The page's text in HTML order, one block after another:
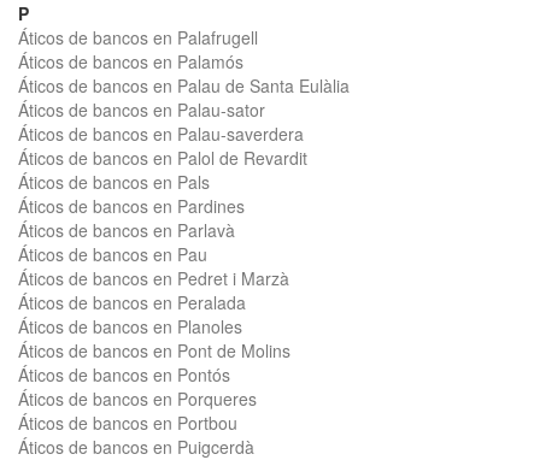
P
Áticos de bancos en Palafrugell
Áticos de bancos en Palamós
Áticos de bancos en Palau de Santa Eulàlia
Áticos de bancos en Palau-sator
Áticos de bancos en Palau-saverdera
Áticos de bancos en Palol de Revardit
Áticos de bancos en Pals
Áticos de bancos en Pardines
Áticos de bancos en Parlavà
Áticos de bancos en Pau
Áticos de bancos en Pedret i Marzà
Áticos de bancos en Peralada
Áticos de bancos en Planoles
Áticos de bancos en Pont de Molins
Áticos de bancos en Pontós
Áticos de bancos en Porqueres
Áticos de bancos en Portbou
Áticos de bancos en Puigcerdà